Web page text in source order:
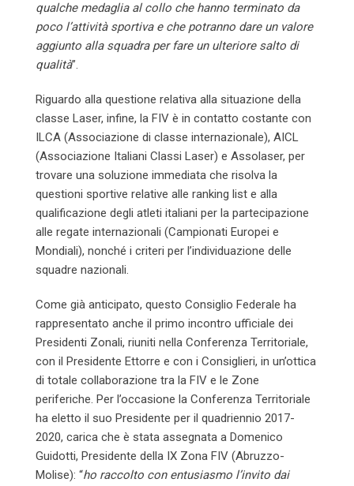
qualche medaglia al collo che hanno terminato da
poco l’attività sportiva e che potranno dare un valore
aggiunto alla squadra per fare un ulteriore salto di
qualità”.
Riguardo alla questione relativa alla situazione della
classe Laser, infine, la FIV è in contatto costante con
ILCA (Associazione di classe internazionale), AICL
(Associazione Italiani Classi Laser) e Assolaser, per
trovare una soluzione immediata che risolva la
questioni sportive relative alle ranking list e alla
qualificazione degli atleti italiani per la partecipazione
alle regate internazionali (Campionati Europei e
Mondiali), nonché i criteri per l’individuazione delle
squadre nazionali.
Come già anticipato, questo Consiglio Federale ha
rappresentato anche il primo incontro ufficiale dei
Presidenti Zonali, riuniti nella Conferenza Territoriale,
con il Presidente Ettorre e con i Consiglieri, in un’ottica
di totale collaborazione tra la FIV e le Zone
periferiche. Per l’occasione la Conferenza Territoriale
ha eletto il suo Presidente per il quadriennio 2017-
2020, carica che è stata assegnata a Domenico
Guidotti, Presidente della IX Zona FIV (Abruzzo-
Molise): “ho raccolto con entusiasmo l’invito dai